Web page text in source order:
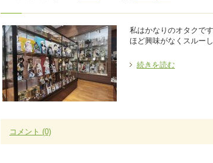
私はかなりのオタクで
ほど興味がなくスルー
続きを読む
コメント (0)